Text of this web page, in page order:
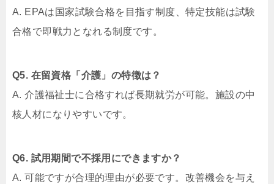
A. EPAは国家試験合格を目指す制度、特定技能は試験
合格で即戦力となれる制度です。
Q5. 在留資格「介護」の特徴は？
A. 介護福祉士に合格すれば長期就労が可能。施設の中
核人材になりやすいです。
Q6. 試用期間で不採用にできますか？
A. 可能ですが合理的理由が必要です。改善機会を与え